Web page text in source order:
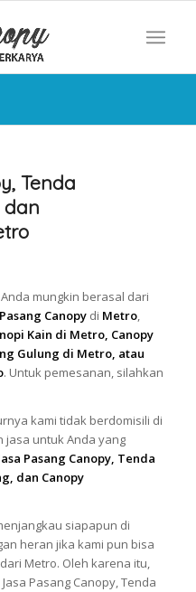
Tenda
dan
mungkin berasal dari
Canopy di Metro,
Kain di Metro, Canopy
Gulung di Metro, atau
. Untuk pemesanan, silahkan
kami tidak berdomisili di
jasa untuk Anda yang
Pasang Canopy, Tenda
dan Canopy
siapapun di
heran jika kami pun bisa
Metro. Oleh karena itu,
Pasang Canopy, Tenda